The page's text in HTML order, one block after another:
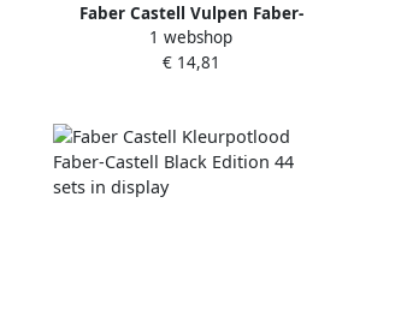
Faber Castell Vulpen Faber-
Castell Poly Pen M pale iris.
1 webshop
€ 14,81